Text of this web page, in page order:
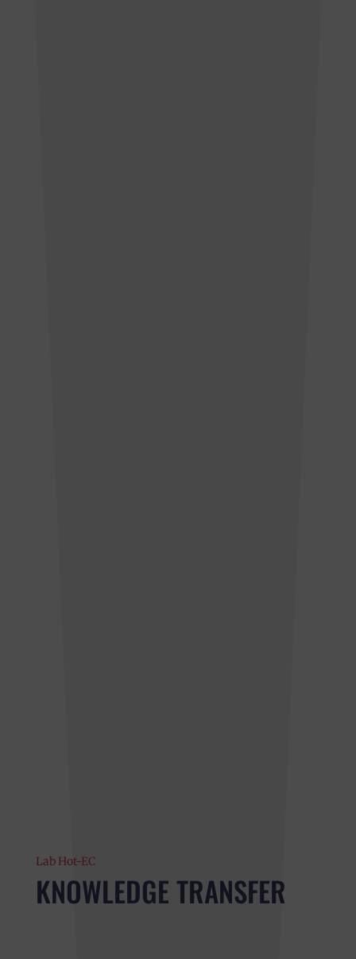
Lab Hot-EC
KNOWLEDGE TRANSFER